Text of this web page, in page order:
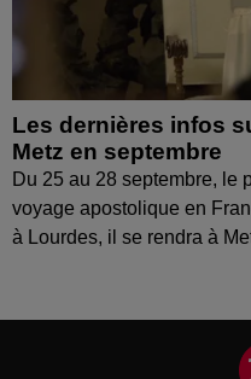
Les dernières infos
Metz en septembre
Du 25 au 28 septembre, le
voyage apostolique en
à Lourdes, il se rendra à